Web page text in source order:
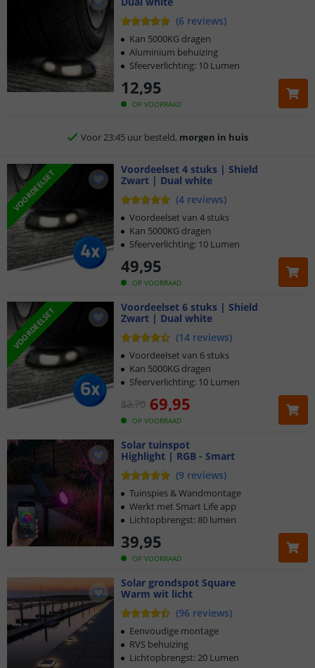
(6 reviews)
OP VOORRAAD
12,95
Kan 5000KG dragen
Aluminium behuizing
Sfeerverlichting: 10 Lumen
Klantbeoordeling 9.1
Gratis verzending vanaf € 20,-
Klantbeoordeling 9.1
Voor 23:45 uur besteld,
VOORDEELSET
Voordeelset 4 stuks | Shield
Zwart | Dual white
(4 reviews)
OP VOORRAAD
49,95
Voordeelset van 4 stuks
Kan 5000KG dragen
Sfeerverlichting: 10 Lumen
VOORDEELSET
Voordeelset 6 stuks | Shield
Zwart | Dual white
(14 reviews)
OP VOORRAAD
83,70 69,95
Voordeelset van 6 stuks
Kan 5000KG dragen
Sfeerverlichting: 10 Lumen
Solar tuinspot
Highlight | RGB - Smart
(9 reviews)
OP VOORRAAD
39,95
Tuinspies & Wandmontage
Werkt met Smart Life app
Lichtopbrengst: 80 lumen
Solar grondspot Square
Warm wit licht
(96 reviews)
Eenvoudige montage
RVS behuizing
Lichtopbrengst: 20 Lumen